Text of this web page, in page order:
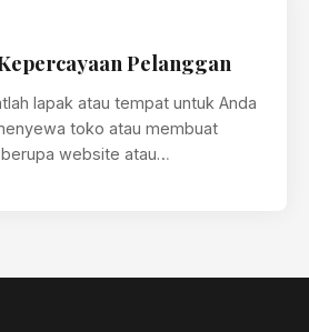
Pelanggan
lapak atau tempat untuk Anda
toko atau membuat
website atau…